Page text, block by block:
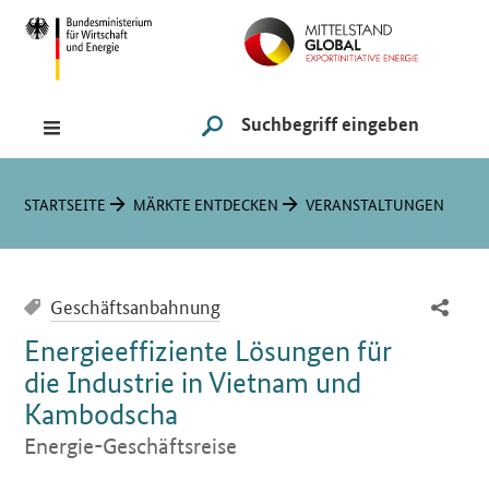
Suche
SUCHE STARTEN
Sie sind hier:
STARTSEITE MÄRKTE ENTDECKEN VERANSTALTUNGEN
Geschäftsanbahnung
Energieeffiziente Lösungen für
die Industrie in Vietnam und
Kambodscha
Energie-Geschäftsreise